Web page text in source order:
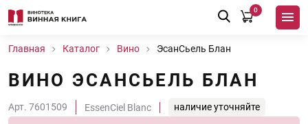
0
Главная Каталог Вино ЭсанСьель Блан
ВИНО ЭСАНСЬЕЛЬ БЛАН
Арт. 7601509 EssenCiel Blanc наличие уточняйте